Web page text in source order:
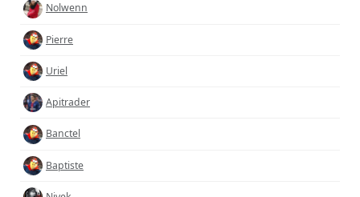
Nolwenn
Pierre
Uriel
Apitrader
Banctel
Baptiste